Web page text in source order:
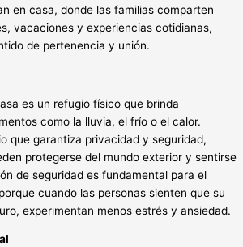
en casa, donde las familias comparten
vacaciones y experiencias cotidianas,
de pertenencia y unión.
es un refugio físico que brinda
como la lluvia, el frío o el calor.
que garantiza privacidad y seguridad,
protegerse del mundo exterior y sentirse
de seguridad es fundamental para el
cuando las personas sienten que su
experimentan menos estrés y ansiedad.